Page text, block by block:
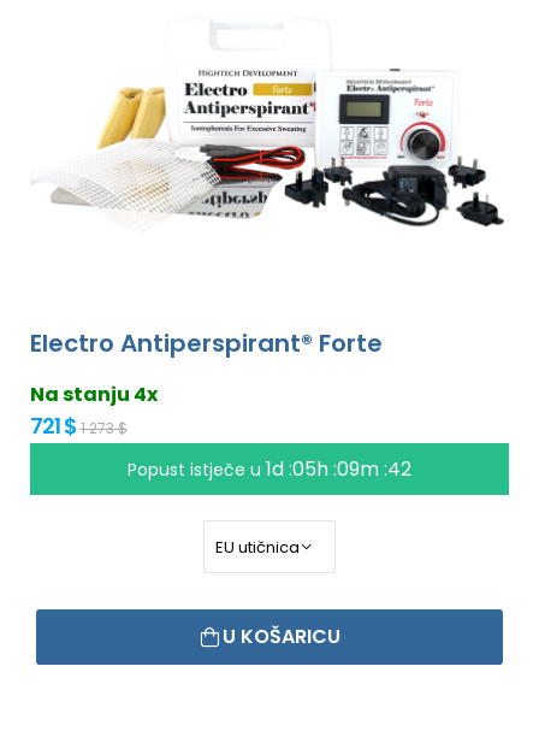
Electro Antiperspirant® Forte
Na stanju 4x
721 $ 1 273 $
Popust istječe u1d :05h :09m :41
U KOŠARICU